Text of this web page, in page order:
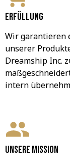
Erfüllung
Wir garantieren
unserer
Dreamship Inc.
intern
Unsere Mission